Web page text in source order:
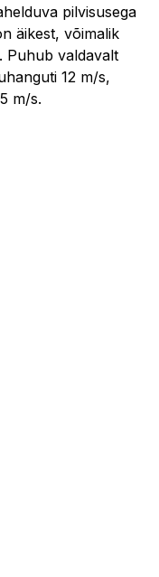
pilvisusega
äikest, võimalik
Puhub valdavalt
12 m/s,
m/s.